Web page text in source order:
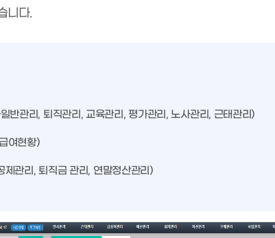
니다.
반관리, 퇴직관리, 교육관리, 평가관리, 노사관리, 근태관리)
여현황)
관리, 퇴직금 관리, 연말정산관리)